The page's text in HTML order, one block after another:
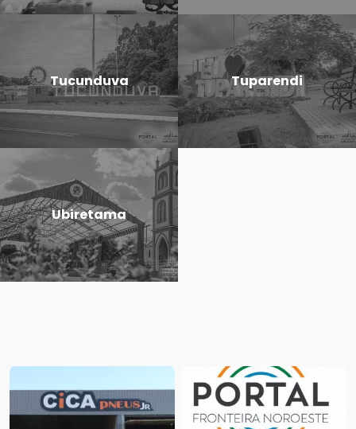
Tucunduva Tuparendi
Ubiretama